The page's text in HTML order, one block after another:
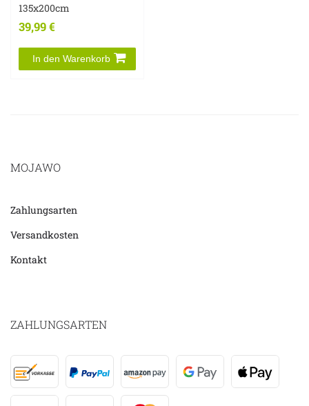
135x200cm
39,99 €
In den Warenkorb
MOJAWO
Zahlungsarten
Versandkosten
Kontakt
ZAHLUNGSARTEN